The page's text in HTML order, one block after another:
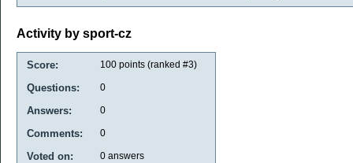
Activity by sport-cz
Score: 100 points (ranked #3)
Questions: 0
Answers: 0
Comments: 0
Voted on: 0 answers